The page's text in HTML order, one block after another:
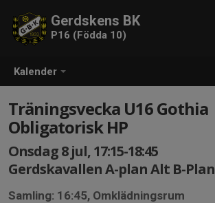
Kalender
Gerdskens BK
P16 (Födda 10)
Träningsvecka U16 Gothia
Obligatorisk HP
Onsdag 8 jul, 17:15-18:45
Gerdskavallen A-plan Alt B-Plan
Samling: 16:45, Omklädningsrum